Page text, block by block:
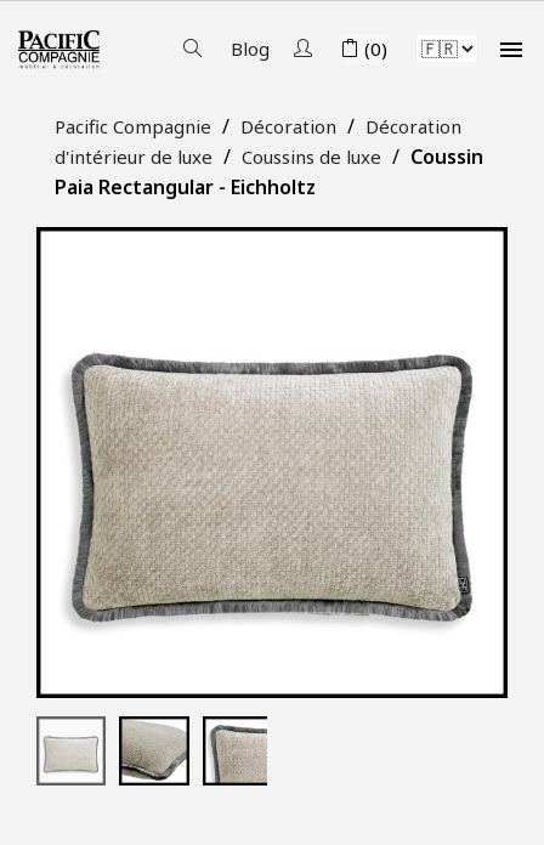
Blog (0) 
Pacific Compagnie Décoration
Décoration
d'intérieur de luxe
Coussins de luxe
Coussin
Paia Rectangular - Eichholtz